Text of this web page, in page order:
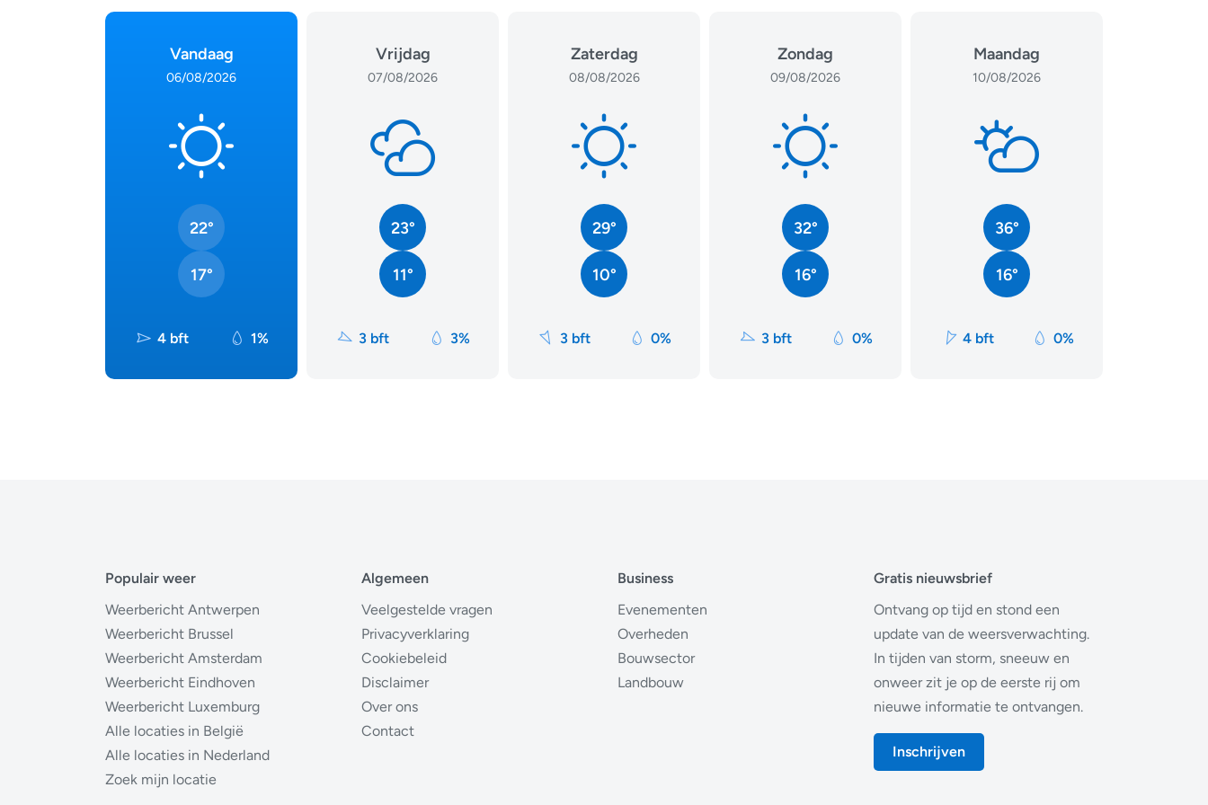
Vandaag
06/08/2026
22°
17°
4 bft 1%
Vrijdag
07/08/2026
23°
11°
3 bft 3%
Zaterdag
08/08/2026
29°
10°
3 bft 0%
Zondag
09/08/2026
32°
16°
3 bft 0%
Maandag
10/08/2026
36°
16°
4 bft 0%
Populair weer
Weerbericht Antwerpen
Weerbericht Brussel
Weerbericht Amsterdam
Weerbericht Eindhoven
Weerbericht Luxemburg
Alle locaties in België
Alle locaties in Nederland
Zoek mijn locatie
Algemeen
Veelgestelde vragen
Privacyverklaring
Cookiebeleid
Disclaimer
Over ons
Contact
Business
Evenementen
Overheden
Bouwsector
Landbouw
Gratis nieuwsbrief
Ontvang op tijd en stond een
update van de weersverwachting.
In tijden van storm, sneeuw en
onweer zit je op de eerste rij om
nieuwe informatie te ontvangen.
Inschrijven